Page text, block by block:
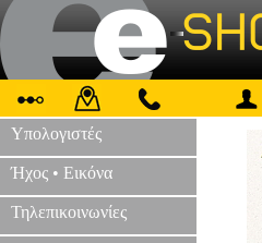
Υπολογιστές
Ήχος • Εικόνα
Τηλεπικοινωνίες